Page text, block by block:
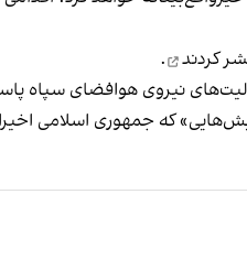
کردند
.
نیروی هوافضای سپاه
که جمهوری اسلامی